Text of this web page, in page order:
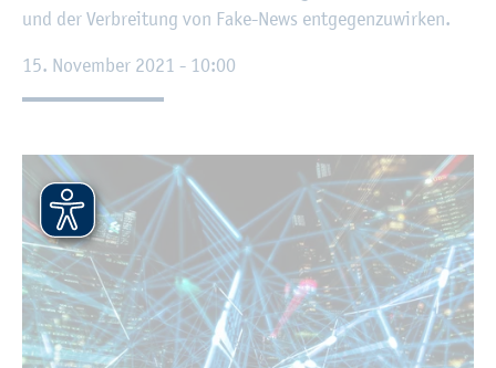
und der Ver­brei­tung von Fake-News ent­ge­gen­zu­wir­ken.
15. No­vem­ber 2021 - 10:00